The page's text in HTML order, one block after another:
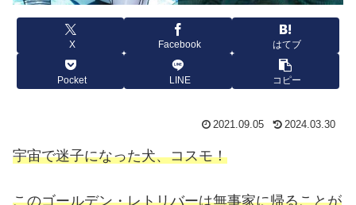
X Facebook はてブ
Pocket LINE コピー
2021.09.05 2024.03.30
宇宙で迷子になった犬、コスモ！
このゴールデン・レトリバーは無事家に帰ることが